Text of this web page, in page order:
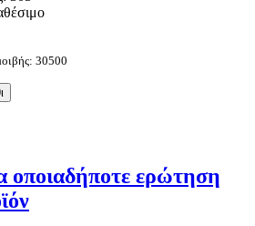
30500
οποιαδήποτε ερώτηση